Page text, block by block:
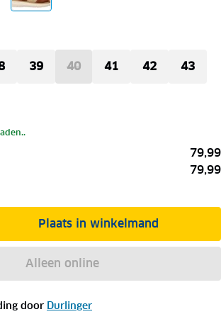
39 40 41 42 43
79,99
79,99
Plaats in winkelmand
Alleen online
door Durlinger